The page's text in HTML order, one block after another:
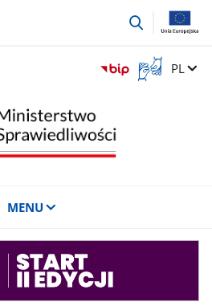
przejdź
Otwórz
okno
Zmień
PL
MENU